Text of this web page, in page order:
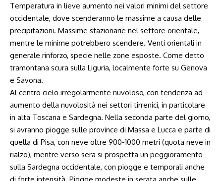
Temperatura in lieve aumento nei valori minimi del settore
occidentale, dove scenderanno le massime a causa delle
precipitazioni. Massime stazionarie nel settore orientale,
mentre le minime potrebbero scendere. Venti orientali in
generale rinforzo, specie nelle zone esposte. Come detto
tramontana scura sulla Liguria, localmente forte su Genova
e Savona.
Al centro cielo irregolarmente nuvoloso, con tendenza ad
aumento della nuvolosità nei settori tirrenici, in particolare
in alta Toscana e Sardegna. Nella seconda parte del giorno,
si avranno piogge sulle province di Massa e Lucca e parte di
quella di Pisa, con neve oltre 900-1000 metri (quota neve in
rialzo), mentre verso sera si prospetta un peggioramento
sulla Sardegna occidentale, con piogge e temporali anche